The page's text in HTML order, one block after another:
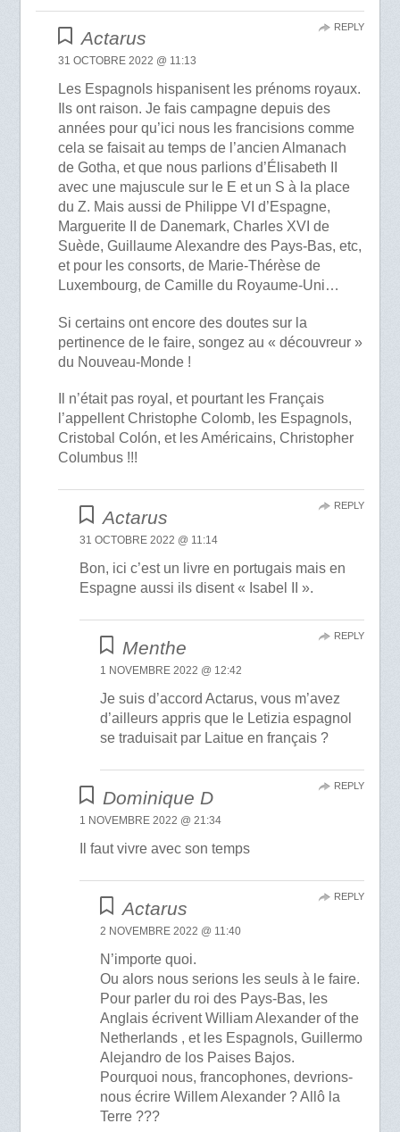
Actarus
31 OCTOBRE 2022 @ 11:13
Les Espagnols hispanisent les prénoms royaux.
Ils ont raison. Je fais campagne depuis des
années pour qu’ici nous les francisions comme
cela se faisait au temps de l’ancien Almanach
de Gotha, et que nous parlions d’Élisabeth II
avec une majuscule sur le E et un S à la place
du Z. Mais aussi de Philippe VI d’Espagne,
Marguerite II de Danemark, Charles XVI de
Suède, Guillaume Alexandre des Pays-Bas, etc,
et pour les consorts, de Marie-Thérèse de
Luxembourg, de Camille du Royaume-Uni…
Si certains ont encore des doutes sur la
pertinence de le faire, songez au « découvreur »
du Nouveau-Monde !
Il n’était pas royal, et pourtant les Français
l’appellent Christophe Colomb, les Espagnols,
Cristobal Colón, et les Américains, Christopher
Columbus !!!
REPLY
Actarus
31 OCTOBRE 2022 @ 11:14
Bon, ici c’est un livre en portugais mais en
Espagne aussi ils disent « Isabel II ».
REPLY
Menthe
1 NOVEMBRE 2022 @ 12:42
Je suis d’accord Actarus, vous m’avez
d’ailleurs appris que le Letizia espagnol
se traduisait par Laitue en français ?
REPLY
Dominique D
1 NOVEMBRE 2022 @ 21:34
Il faut vivre avec son temps
REPLY
Actarus
2 NOVEMBRE 2022 @ 11:40
N’importe quoi.
Ou alors nous serions les seuls à le faire.
Pour parler du roi des Pays-Bas, les
Anglais écrivent William Alexander of the
Netherlands , et les Espagnols, Guillermo
Alejandro de los Paises Bajos.
Pourquoi nous, francophones, devrions-
nous écrire Willem Alexander ? Allô la
Terre ???
REPLY